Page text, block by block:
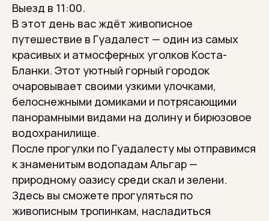
Выезд в 11:00.
В этот день вас ждёт живописное
путешествие в Гуадалест — один из самых
красивых и атмосферных уголков Коста-
Бланки. Этот уютный горный городок
очаровывает своими узкими улочками,
белоснежными домиками и потрясающими
панорамными видами на долину и бирюзовое
водохранилище.
После прогулки по Гуадалесту мы отправимся
к знаменитым водопадам Альгар —
природному оазису среди скал и зелени.
Здесь вы сможете прогуляться по
живописным тропинкам, насладиться